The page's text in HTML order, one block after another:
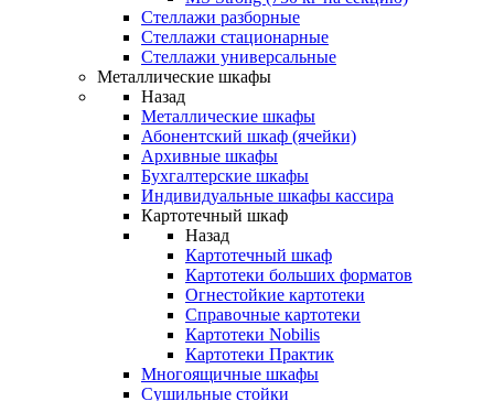
Стеллажи разборные
Стеллажи стационарные
Стеллажи универсальные
Металлические шкафы
Назад
Металлические шкафы
Абонентский шкаф (ячейки)
Архивные шкафы
Бухгалтерские шкафы
Индивидуальные шкафы кассира
Картотечный шкаф
Назад
Картотечный шкаф
Картотеки больших форматов
Огнестойкие картотеки
Справочные картотеки
Картотеки Nobilis
Картотеки Практик
Многоящичные шкафы
Сушильные стойки